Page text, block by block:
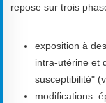
repose sur trois
exposition à
intra-utérine et
susceptibilité"
modifications